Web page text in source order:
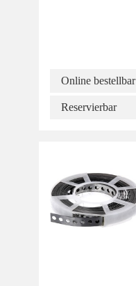
Online bestellbar
Reservierbar